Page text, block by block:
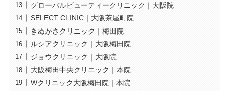
グローバルビューティークリニック｜大阪院
SELECT CLINIC｜大阪茶屋町院
きぬがさクリニック｜梅田院
ルシアクリニック｜大阪梅田院
ジョウクリニック｜大阪院
大阪梅田中央クリニック｜本院
Wクリニック大阪梅田院｜本院